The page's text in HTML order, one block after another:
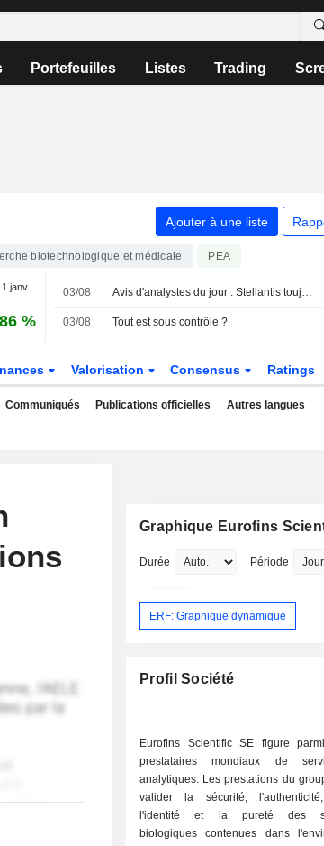
Portefeuilles Listes Trading
Ajouter à une liste
biotechnologique et médicale PEA
janv.
%
03/08 Avis d'analystes du jour : Stellantis toujours sous pression, KBW revalorise les banques françaises
03/08 Tout est sous contrôle ?
Valorisation Consensus Ratings
Communiqués Publications officielles Autres langues
Graphique Eurofins
Durée Période
ERF: Graphique dynamique
Profil Société
Eurofins Scientific SE figure
prestataires mondiaux de
analytiques. Les prestations du
valider la sécurité,
l'identité et la pureté des
biologiques contenues dans